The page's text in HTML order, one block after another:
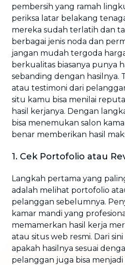
pembersih yang ramah
periksa latar belakang
mereka sudah terlatih dan
berbagai jenis noda dan
jangan mudah tergoda
berkualitas biasanya punya
sebanding dengan hasilnya.
atau testimoni dari
situ kamu bisa menilai
hasil kerjanya. Dengan
bisa menemukan salon
benar memberikan hasil
1. Cek Portofolio atau
Langkah pertama yang
adalah melihat portofolio
pelanggan sebelumnya.
kamar mandi yang
memamerkan hasil kerja
atau situs web resmi. Dari
apakah hasilnya sesuai
pelanggan juga bisa